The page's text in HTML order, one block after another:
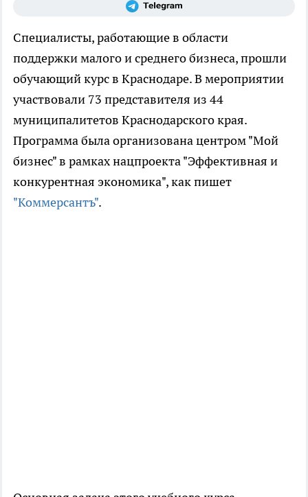
Специалисты, работающие в области
поддержки малого и среднего бизнеса, прошли
обучающий курс в Краснодаре. В мероприятии
участвовали 73 представителя из 44
муниципалитетов Краснодарского края.
Программа была организована центром "Мой
бизнес" в рамках нацпроекта "Эффективная и
конкурентная экономика", как пишет
"Коммерсантъ".